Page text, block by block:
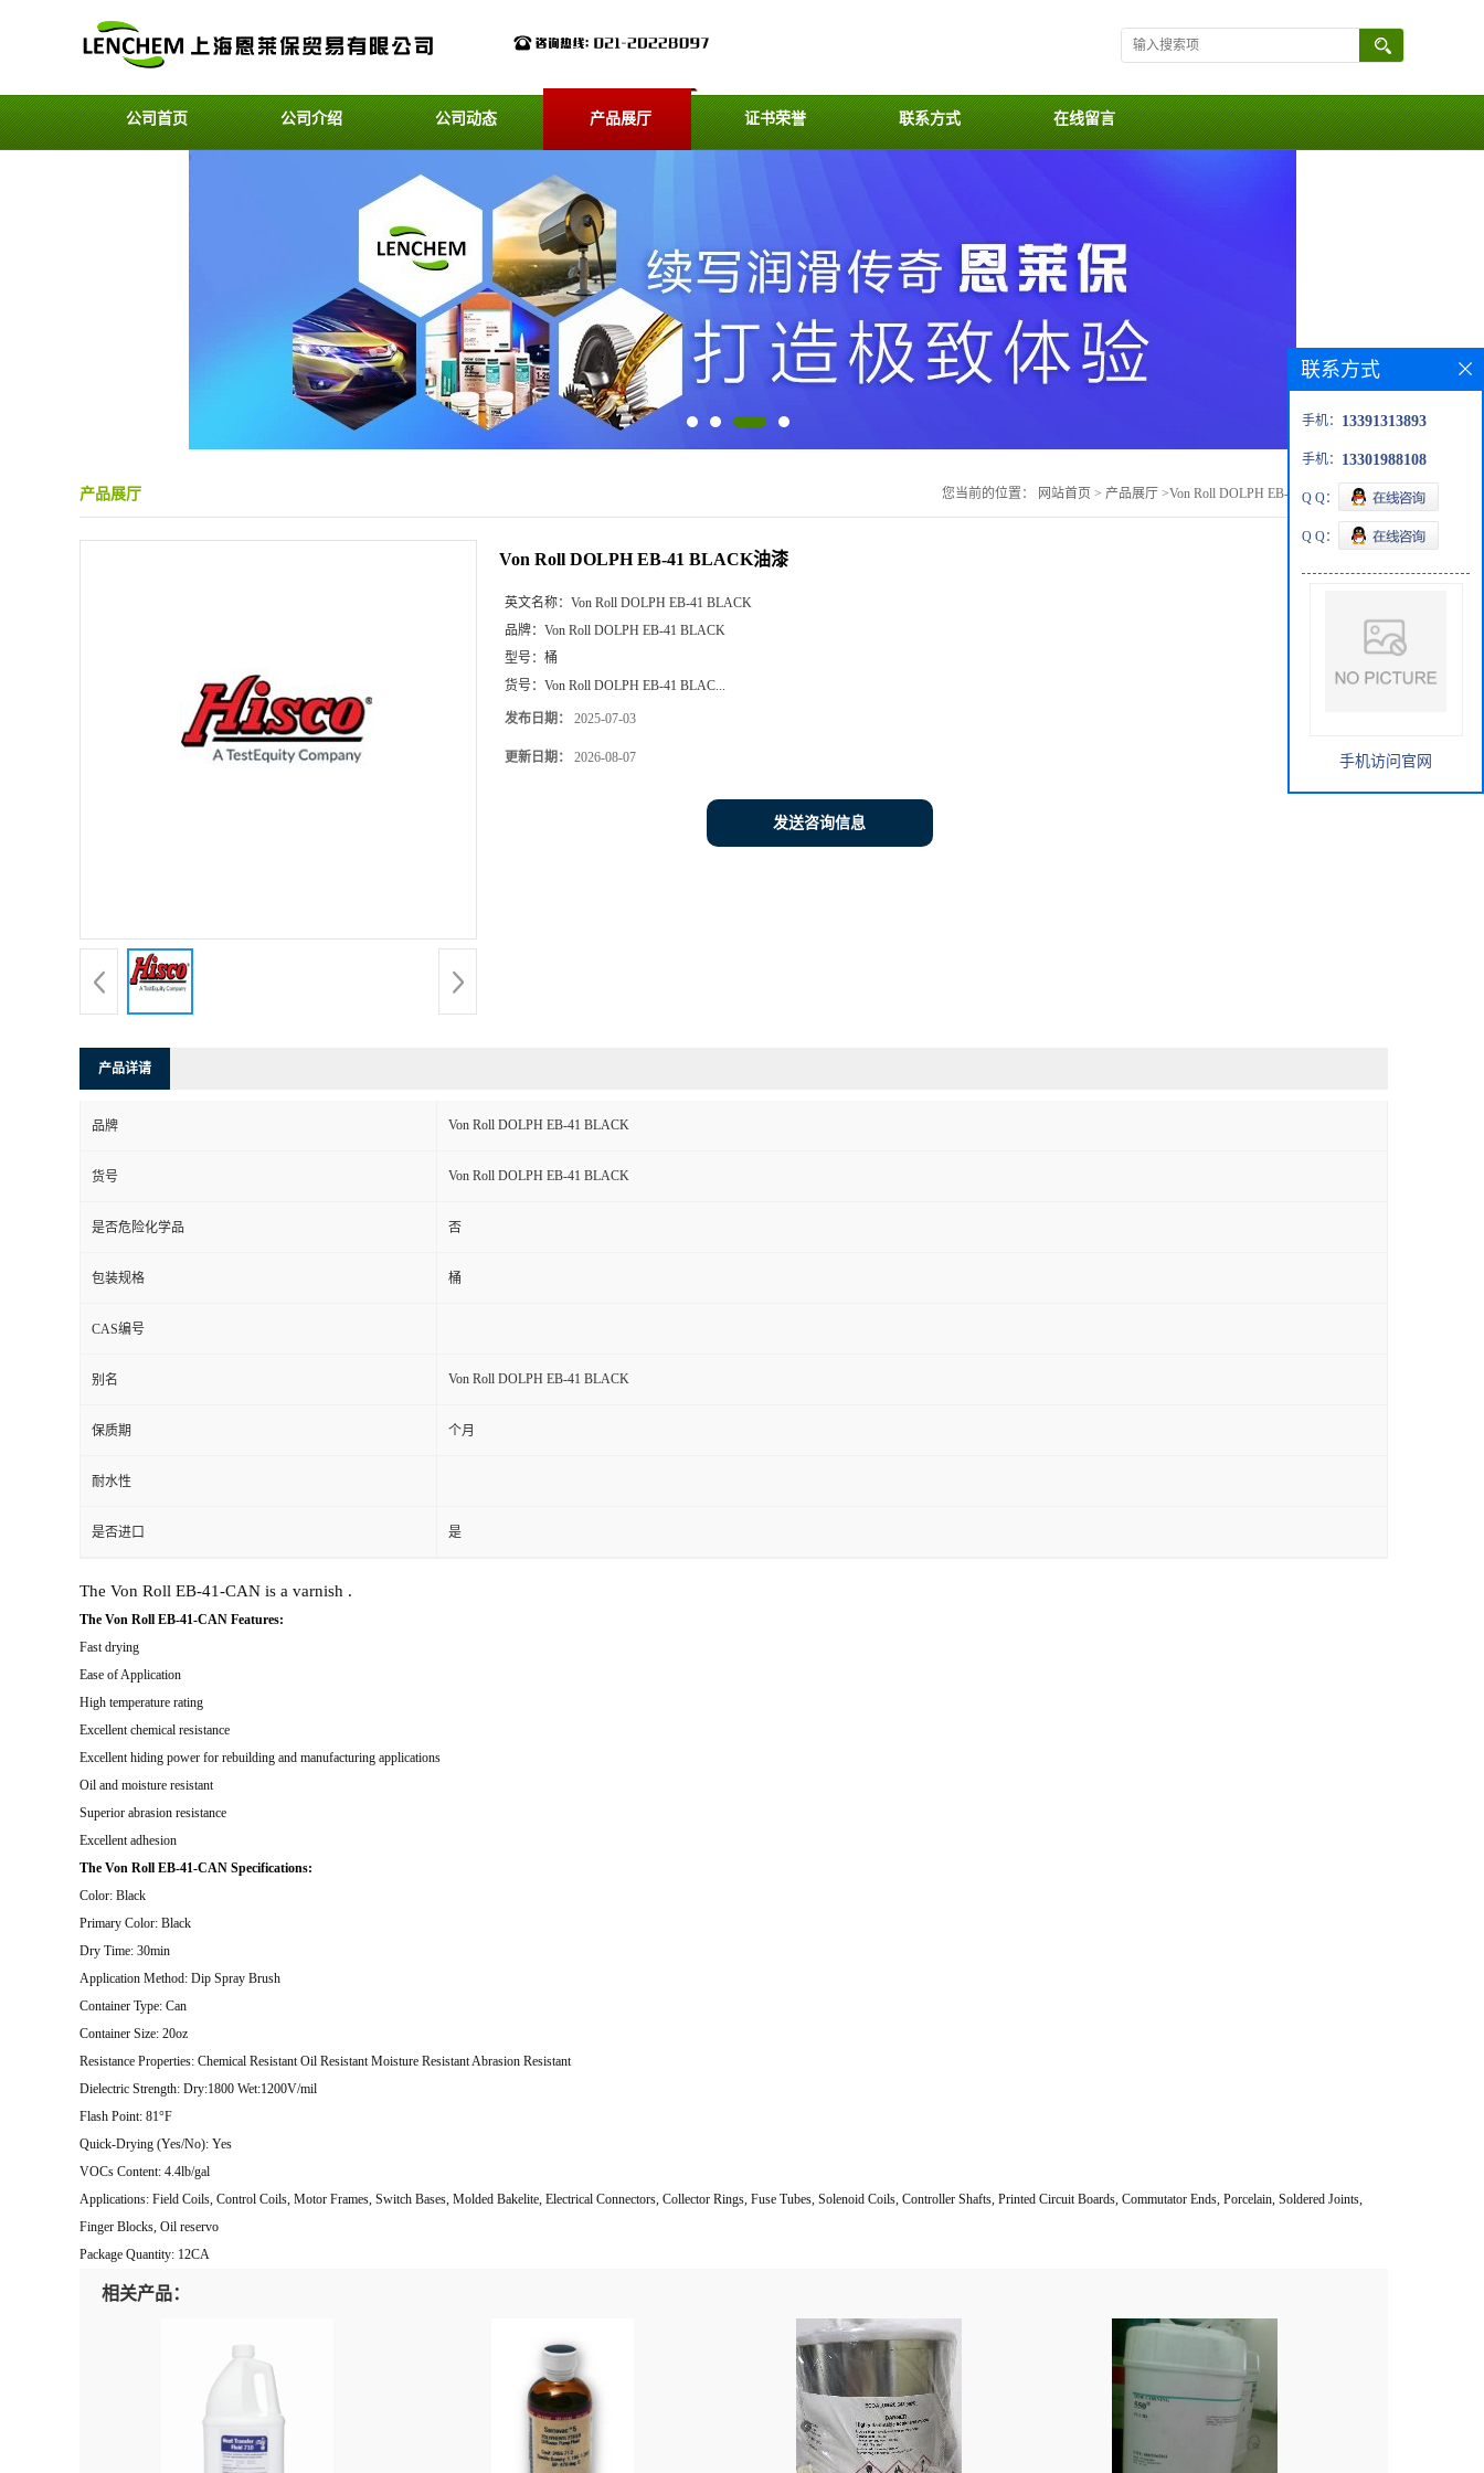
公司首页 公司介绍 公司动态 产品展厅 证书荣誉 联系方式 在线留言
产品展厅 您当前的位置： 网站首页 > 产品展厅 >Von Roll DOLPH EB-41 BLACK油漆
Von Roll DOLPH EB-41 BLACK油漆
英文名称： Von Roll DOLPH EB-41 BLACK
品牌： Von Roll DOLPH EB-41 BLACK
型号： 桶
货号： Von Roll DOLPH EB-41 BLAC...
发布日期： 2025-07-03
更新日期： 2026-08-07
发送咨询信息
产品详请
品牌 Von Roll DOLPH EB-41 BLACK
货号 Von Roll DOLPH EB-41 BLACK
是否危险化学品 否
包装规格 桶
CAS编号
别名 Von Roll DOLPH EB-41 BLACK
保质期 个月
耐水性
是否进口 是
The Von Roll EB-41-CAN is a varnish .
The Von Roll EB-41-CAN Features:
Fast drying
Ease of Application
High temperature rating
Excellent chemical resistance
Excellent hiding power for rebuilding and manufacturing applications
Oil and moisture resistant
Superior abrasion resistance
Excellent adhesion
The Von Roll EB-41-CAN Specifications:
Color: Black
Primary Color: Black
Dry Time: 30min
Application Method: Dip Spray Brush
Container Type: Can
Container Size: 20oz
Resistance Properties: Chemical Resistant Oil Resistant Moisture Resistant Abrasion Resistant
Dielectric Strength: Dry:1800 Wet:1200V/mil
Flash Point: 81°F
Quick-Drying (Yes/No): Yes
VOCs Content: 4.4lb/gal
Applications: Field Coils, Control Coils, Motor Frames, Switch Bases, Molded Bakelite, Electrical Connectors, Collector Rings, Fuse Tubes, Solenoid Coils, Controller Shafts, Printed Circuit Boards, Commutator Ends, Porcelain, Soldered Joints,
Finger Blocks, Oil reservo
Package Quantity: 12CA
相关产品：
联系方式
手机： 13391313893
手机： 13301988108
Q Q：
Q Q：
手机访问官网